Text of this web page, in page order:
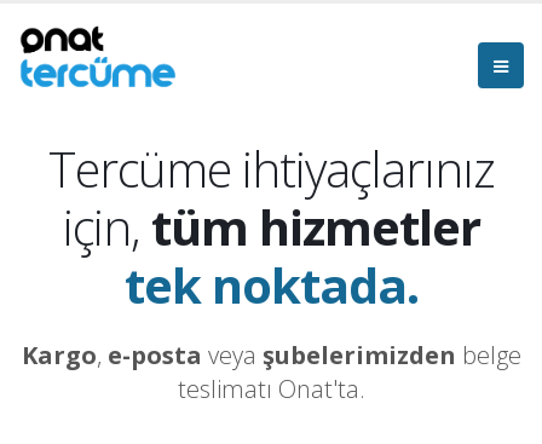
Tercüme ihtiyaçlarınız
için, tüm hizmetler
tek noktada.
Kargo, e-posta veya şubelerimizden belge
teslimatı Onat'ta.